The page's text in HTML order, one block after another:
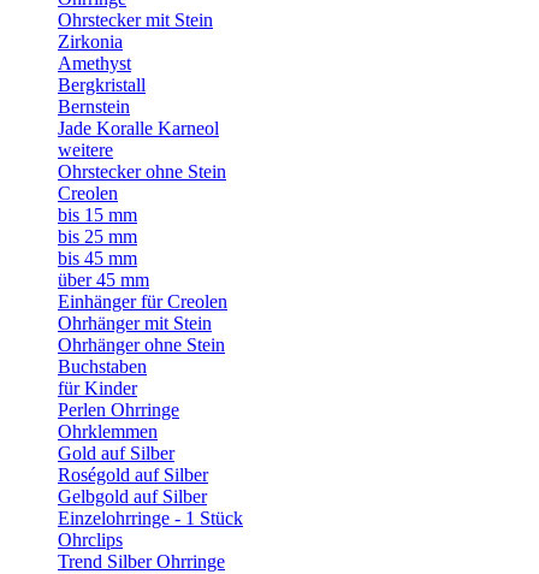
Ohrstecker mit Stein
Zirkonia
Amethyst
Bergkristall
Bernstein
Jade Koralle Karneol
weitere
Ohrstecker ohne Stein
Creolen
bis 15 mm
bis 25 mm
bis 45 mm
über 45 mm
Einhänger für Creolen
Ohrhänger mit Stein
Ohrhänger ohne Stein
Buchstaben
für Kinder
Perlen Ohrringe
Ohrklemmen
Gold auf Silber
Roségold auf Silber
Gelbgold auf Silber
Einzelohrringe - 1 Stück
Ohrclips
Trend Silber Ohrringe